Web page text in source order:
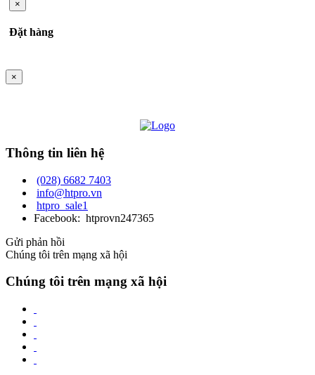
×
Đặt hàng
×
Thông tin liên hệ
(028) 6682 7403
info@htpro.vn
htpro_sale1
Facebook: htprovn247365
Gửi phản hồi
Chúng tôi trên mạng xã hội
Chúng tôi trên mạng xã hội